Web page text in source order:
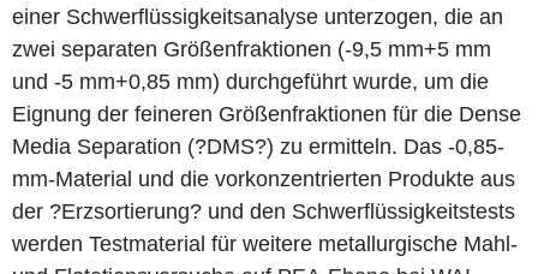
einer Schwerflüssigkeitsanalyse unterzogen, die an
zwei separaten Größenfraktionen (-9,5 mm+5 mm
und -5 mm+0,85 mm) durchgeführt wurde, um die
Eignung der feineren Größenfraktionen für die Dense
Media Separation (?DMS?) zu ermitteln. Das -0,85-
mm-Material und die vorkonzentrierten Produkte aus
der ?Erzsortierung? und den Schwerflüssigkeitstests
werden Testmaterial für weitere metallurgische Mahl-